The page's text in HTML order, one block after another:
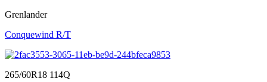
Grenlander
Conquewind R/T
265/60R18 114Q